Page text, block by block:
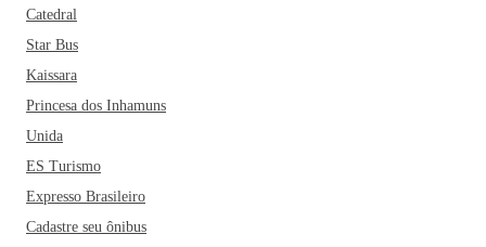
Catedral
Star Bus
Kaissara
Princesa dos Inhamuns
Unida
ES Turismo
Expresso Brasileiro
Cadastre seu ônibus